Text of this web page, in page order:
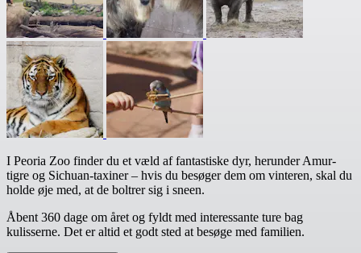
I Peoria Zoo finder du et væld af fantastiske dyr, herunder Amur-
tigre og Sichuan-taxiner – hvis du besøger dem om vinteren, skal du
holde øje med, at de boltrer sig i sneen.
Åbent 360 dage om året og fyldt med interessante ture bag
kulisserne. Det er altid et godt sted at besøge med familien.